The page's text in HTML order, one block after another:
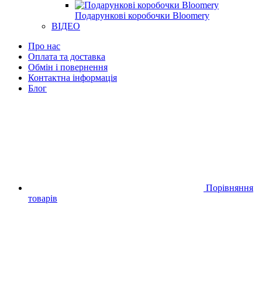
Подарункові коробочки Bloomery
ВІДЕО
Про нас
Оплата та доставка
Обмін і повернення
Контактна інформація
Блог
Порівняння
товарів